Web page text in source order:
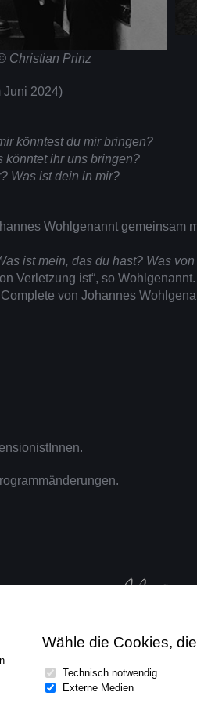
Christian Prinz
Juni 2024)
könntest du mir bringen?
könntet ihr uns bringen?
Was ist dein in mir?
Wohlgenannt gemeinsam
ist mein, das du hast? Was
Verletzung ist“, so Wohlgenannt.
von Johannes
2026 | all rights reserved Johannes
Wähle die Cookies,
Technisch notwendig
Externe Medien